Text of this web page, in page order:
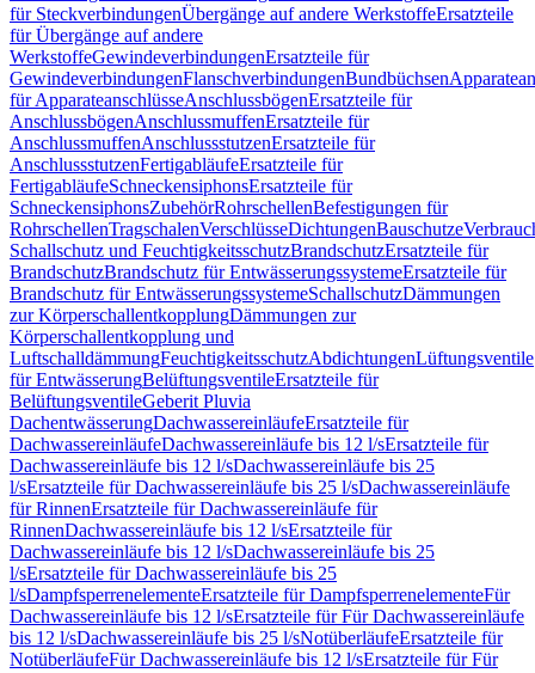
für SteckverbindungenÜbergänge auf andere WerkstoffeErsatzteile
für Übergänge auf andere
WerkstoffeGewindeverbindungenErsatzteile für
GewindeverbindungenFlanschverbindungenBundbüchsen
für ApparateanschlüsseAnschlussbögenErsatzteile für
AnschlussbögenAnschlussmuffenErsatzteile für
AnschlussmuffenAnschlussstutzenErsatzteile für
AnschlussstutzenFertigabläufeErsatzteile für
FertigabläufeSchneckensiphonsErsatzteile für
SchneckensiphonsZubehörRohrschellenBefestigungen für
RohrschellenTragschalenVerschlüsseDichtungenBauschutze
Schallschutz und FeuchtigkeitsschutzBrandschutzErsatzteile für
BrandschutzBrandschutz für EntwässerungssystemeErsatzteile für
Brandschutz für EntwässerungssystemeSchallschutzDämmungen
zur KörperschallentkopplungDämmungen zur
Körperschallentkopplung und
LuftschalldämmungFeuchtigkeitsschutzAbdichtungenLüftungsventile
für EntwässerungBelüftungsventileErsatzteile für
BelüftungsventileGeberit Pluvia
DachentwässerungDachwassereinläufeErsatzteile für
DachwassereinläufeDachwassereinläufe bis 12 l/sErsatzteile für
Dachwassereinläufe bis 12 l/sDachwassereinläufe bis 25
l/sErsatzteile für Dachwassereinläufe bis 25 l/sDachwassereinläufe
für RinnenErsatzteile für Dachwassereinläufe für
RinnenDachwassereinläufe bis 12 l/sErsatzteile für
Dachwassereinläufe bis 12 l/sDachwassereinläufe bis 25
l/sErsatzteile für Dachwassereinläufe bis 25
l/sDampfsperrenelementeErsatzteile für DampfsperrenelementeFür
Dachwassereinläufe bis 12 l/sErsatzteile für Für Dachwassereinläufe
bis 12 l/sDachwassereinläufe bis 25 l/sNotüberläufeErsatzteile für
NotüberläufeFür Dachwassereinläufe bis 12 l/sErsatzteile für Für